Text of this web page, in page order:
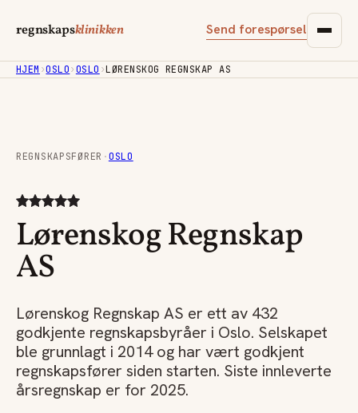
regnskapsklinikken Send forespørsel
HJEM ›OSLO›OSLO ›LØRENSKOG REGNSKAP AS
REGNSKAPSFØRER ·OSLO
Lørenskog Regnskap
AS
Lørenskog Regnskap AS er ett av 432
godkjente regnskapsbyråer i Oslo. Selskapet
ble grunnlagt i 2014 og har vært godkjent
regnskapsfører siden starten. Siste innleverte
årsregnskap er for 2025.